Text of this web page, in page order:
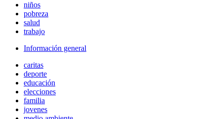
niños
pobreza
salud
trabajo
Información general
caritas
deporte
educación
elecciones
familia
jovenes